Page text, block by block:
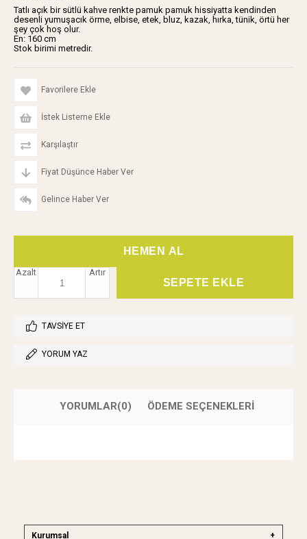
Tatlı açık bir sütlü kahve renkte pamuk pamuk hissiyatta kendinden
desenli yumuşacık örme, elbise, etek, bluz, kazak, hırka, tünik, örtü her
şey çok hoş olur.
En: 160 cm
Stok birimi metredir.
Favorilere Ekle
İstek Listeme Ekle
Karşılaştır
Fiyat Düşünce Haber Ver
Gelince Haber Ver
Artır
Azalt
TAVSIYE ET
YORUM YAZ
YORUMLAR(0) ÖDEME SEÇENEKLERI
Kurumsal